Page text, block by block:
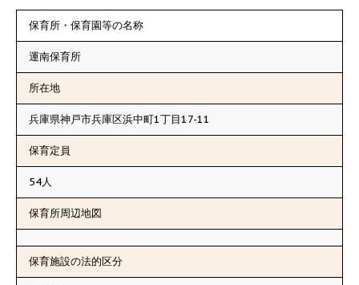
保育所・保育園等の名称
運南保育所
所在地
兵庫県神戸市兵庫区浜中町1丁目17-11
保育定員
54人
保育所周辺地図
保育施設の法的区分